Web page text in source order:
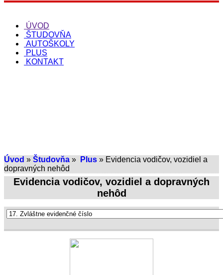
ÚVOD
ŠTUDOVŇA
AUTOŠKOLY
PLUS
KONTAKT
Úvod » Študovňa » Plus » Evidencia vodičov, vozidiel a
dopravných nehôd
Evidencia vodičov, vozidiel a dopravných
nehôd